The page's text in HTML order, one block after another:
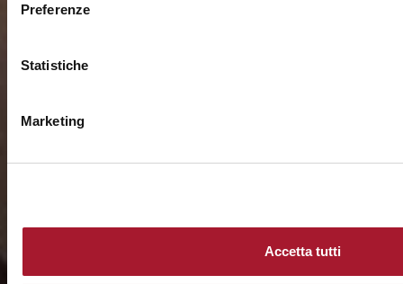
Preferenze
Statistiche
Marketing
Accetta tutti